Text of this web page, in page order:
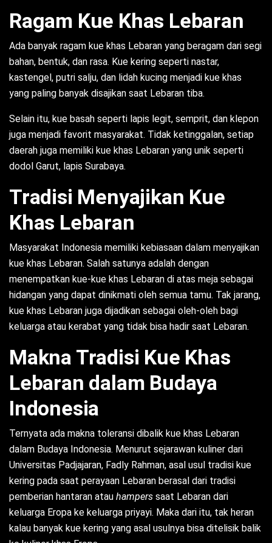
Ragam Kue Khas Lebaran
Ada banyak ragam kue khas Lebaran yang beragam dari segi
bahan, bentuk, dan rasa. Kue kering seperti nastar,
kastengel, putri salju, dan lidah kucing menjadi kue khas
yang paling banyak disajikan saat Lebaran tiba.
Selain itu, kue basah seperti lapis legit, semprit, dan klepon
juga menjadi favorit masyarakat. Tidak ketinggalan, setiap
daerah juga memiliki kue khas Lebaran yang unik seperti
dodol Garut, lapis Surabaya.
Tradisi Menyajikan Kue
Khas Lebaran
Masyarakat Indonesia memiliki kebiasaan dalam menyajikan
kue khas Lebaran. Salah satunya adalah dengan
menempatkan kue-kue khas Lebaran di atas meja sebagai
hidangan yang dapat dinikmati oleh semua tamu. Tak jarang,
kue khas Lebaran juga dijadikan sebagai oleh-oleh bagi
keluarga atau kerabat yang tidak bisa hadir saat Lebaran.
Makna Tradisi Kue Khas
Lebaran dalam Budaya
Indonesia
Ternyata ada makna toleransi dibalik kue khas Lebaran
dalam Budaya Indonesia. Menurut sejarawan kuliner dari
Universitas Padjajaran, Fadly Rahman, asal usul tradisi kue
kering pada saat perayaan Lebaran berasal dari tradisi
pemberian hantaran atau hampers saat Lebaran dari
keluarga Eropa ke keluarga priyayi. Maka dari itu, tak heran
kalau banyak kue kering yang asal usulnya bisa ditelisik balik